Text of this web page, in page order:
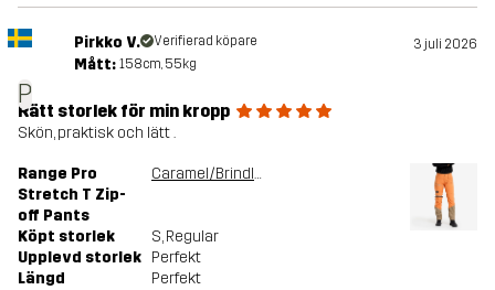
P
Pirkko V. Verifierad köpare 3 juli 2026
Mått: 158cm, 55kg
Rätt storlek för min kropp
Skön, praktisk och lätt .
Range Pro
Stretch T Zip-
off Pants
Caramel/Brindle
Köpt storlek S, Regular
Upplevd storlek Perfekt
Längd
Perfekt